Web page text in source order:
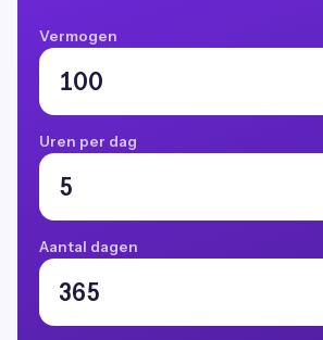
Vermogen
Uren per dag
Aantal dagen